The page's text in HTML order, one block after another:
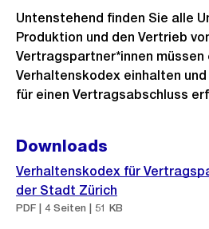
Untenstehend finden Sie alle
Produktion und den Vertrieb
Vertragspartner*innen müssen
Verhaltenskodex einhalten
für einen Vertragsabschluss
Downloads
Verhaltenskodex für
der Stadt Zürich
PDF | 4 Seiten | 51 KB